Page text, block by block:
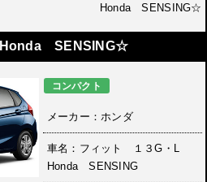
Honda SENSING☆
SENSING☆
コンパクト
メーカー：ホンダ
車名：フィット １３G・L
Honda SENSING